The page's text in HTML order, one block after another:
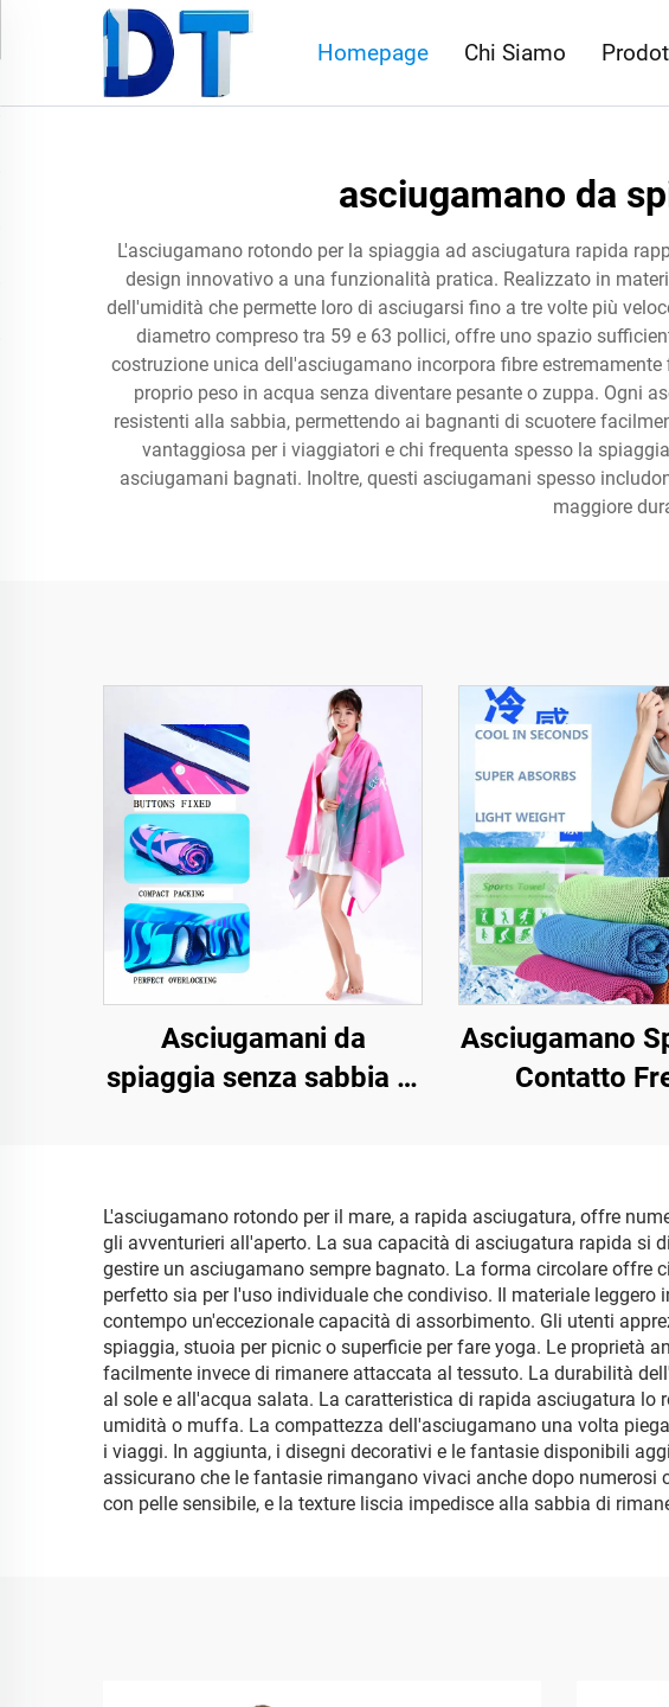
Homepage Chi Siamo
asciugamano da
L'asciugamano rotondo per la spiaggia ad asciugatura rapida
design innovativo a una funzionalità pratica. Realizzato in
dell'umidità che permette loro di asciugarsi fino a tre volte più
diametro compreso tra 59 e 63 pollici, offre uno spazio
costruzione unica dell'asciugamano incorpora fibre
proprio peso in acqua senza diventare pesante o zuppa. Ogni
resistenti alla sabbia, permettendo ai bagnanti di scuotere
vantaggiosa per i viaggiatori e chi frequenta spesso la
asciugamani bagnati. Inoltre, questi asciugamani spesso
maggiore
Asciugamani da
spiaggia senza sabbia in
Asciugamano
Contatto
L'asciugamano rotondo per il mare, a rapida asciugatura, offre
gli avventurieri all'aperto. La sua capacità di asciugatura rapida si
gestire un asciugamano sempre bagnato. La forma circolare
perfetto sia per l'uso individuale che condiviso. Il materiale
contempo un'eccezionale capacità di assorbimento. Gli utenti
spiaggia, stuoia per picnic o superficie per fare yoga. Le proprietà
facilmente invece di rimanere attaccata al tessuto. La durabilità
al sole e all'acqua salata. La caratteristica di rapida asciugatura lo
umidità o muffa. La compattezza dell'asciugamano una volta
i viaggi. In aggiunta, i disegni decorativi e le fantasie disponibili
assicurano che le fantasie rimangano vivaci anche dopo
con pelle sensibile, e la texture liscia impedisce alla sabbia di